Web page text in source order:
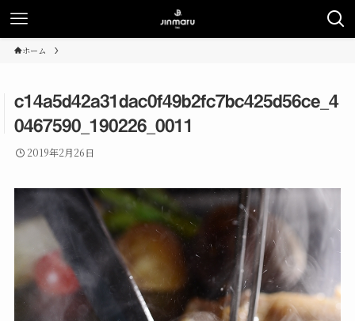
ホーム
c14a5d42a31dac0f49b2fc7bc425d56ce_4
0467590_190226_0011
2019年2月26日